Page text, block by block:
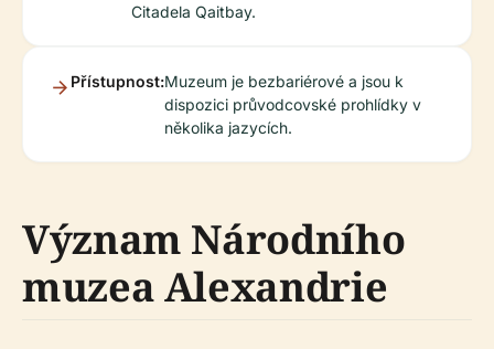
Citadela Qaitbay.
Přístupnost:Muzeum je bezbariérové a jsou k
dispozici průvodcovské prohlídky v
několika jazycích.
Význam Národního
muzea Alexandrie